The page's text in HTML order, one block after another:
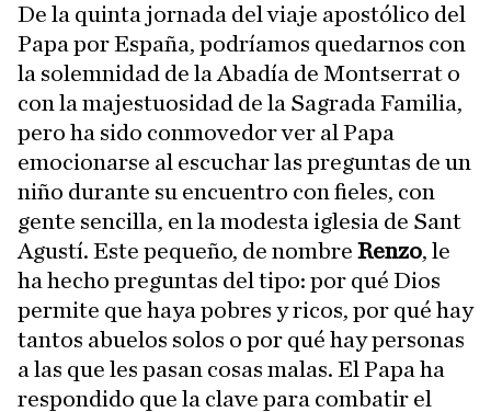
De la quinta jornada del viaje apostólico del
Papa por España, podríamos quedarnos con
la solemnidad de la Abadía de Montserrat o
con la majestuosidad de la Sagrada Familia,
pero ha sido conmovedor ver al Papa
emocionarse al escuchar las preguntas de un
niño durante su encuentro con fieles, con
gente sencilla, en la modesta iglesia de Sant
Agustí. Este pequeño, de nombre Renzo, le
ha hecho preguntas del tipo: por qué Dios
permite que haya pobres y ricos, por qué hay
tantos abuelos solos o por qué hay personas
a las que les pasan cosas malas. El Papa ha
respondido que la clave para combatir el